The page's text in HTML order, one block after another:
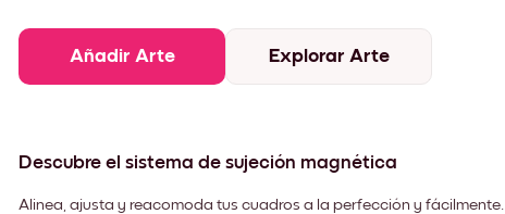
Añadir Arte Explorar Arte
Descubre el sistema de sujeción magnética
Alinea, ajusta y reacomoda tus cuadros a la perfección y fácilmente.